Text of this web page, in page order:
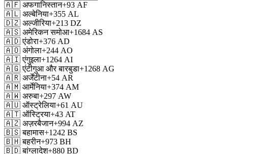
🇦🇫 अफगानिस्तान+93 AF
🇦🇱 अल्बेनिया+355 AL
🇩🇿 अल्जीरिया+213 DZ
🇦🇸 अमेरिकन समोआ+1684 AS
🇦🇩 एंडोरा+376 AD
🇦🇴 अंगोला+244 AO
🇦🇮 एंगुइला+1264 AI
🇦🇬 एंटीगुआ और बारबुडा+1268 AG
🇦🇷 अर्जेंटीना+54 AR
🇦🇲 आर्मेनिया+374 AM
🇦🇼 अरुबा+297 AW
🇦🇺 ऑस्ट्रेलिया+61 AU
🇦🇹 ऑस्ट्रिया+43 AT
🇦🇿 अज़रबैजान+994 AZ
🇧🇸 बहामास+1242 BS
🇧🇭 बहरीन+973 BH
🇧🇩 बांग्लादेश+880 BD